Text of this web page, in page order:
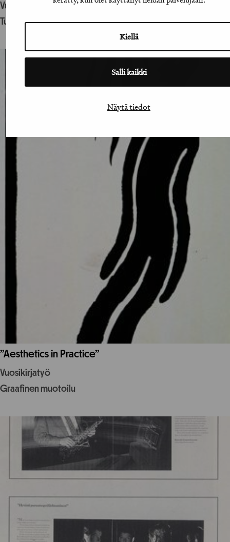
Kiellä
Salli kaikki
Näytä tiedot
Vuosikirjatyö
Tuotantohyödykemainonta
”Aesthetics in Practice”
Vuosikirjatyö
Graafinen muotoilu